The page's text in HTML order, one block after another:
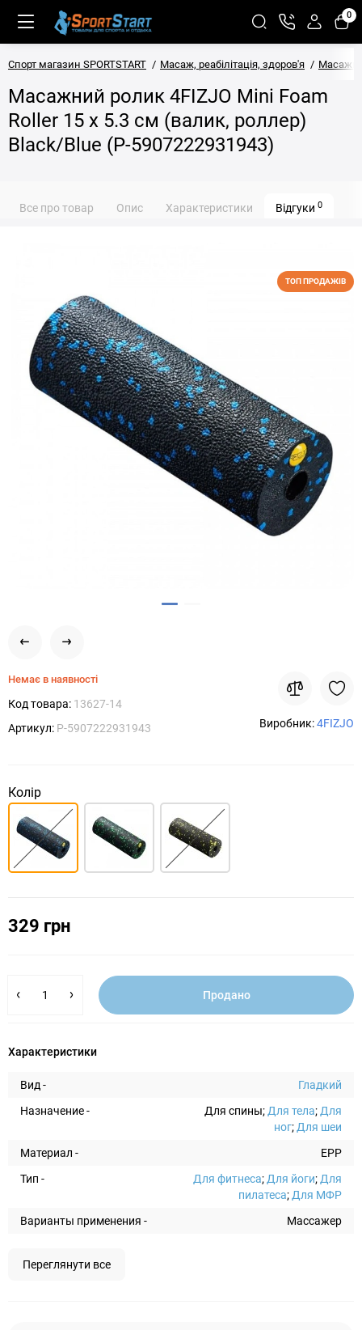
0
Спорт магазин SPORTSTART Масаж, реабілітація, здоров'я
Масажний ролик 4FIZJO Mini Foam
Roller 15 x 5.3 см (валик, роллер)
Black/Blue (P-5907222931943)
Все про товар Опис Характеристики Відгуки 0
ТОП ПРОДАЖІВ
Немає в наявності
Код товара: 13627-14
Артикул: P-5907222931943 Виробник:4FIZJO
Колір
329 грн
Продано
Характеристики
Вид -
Гладкий
Назначение -
Для спины; Для тела; Для
ног; Для шеи
Материал -
EPP
Тип -
Для фитнеса; Для йоги; Для
пилатеса; Для МФР
Варианты применения -
Массажер
Переглянути все